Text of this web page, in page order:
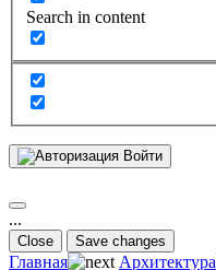
Search in content
Войти
...
Close Save changes
Главная Архитектура